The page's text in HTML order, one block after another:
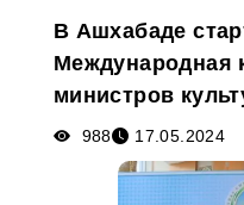
Медиа
Афиша
В Ашхабаде
Международная
министров
988 17.05.2024